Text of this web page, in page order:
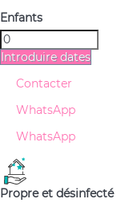
Enfants
Introduire dates
Contacter
WhatsApp
WhatsApp
Propre et désinfecté